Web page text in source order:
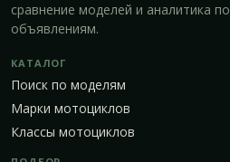
сравнение моделей и аналитика по
объявлениям.
КАТАЛОГ
Поиск по моделям
Марки мотоциклов
Классы мотоциклов